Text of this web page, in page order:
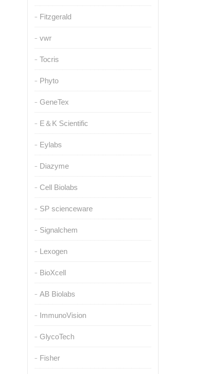
Fitzgerald
vwr
Tocris
Phyto
GeneTex
E＆K Scientific
Eylabs
Diazyme
Cell Biolabs
SP scienceware
Signalchem
Lexogen
BioXcell
AB Biolabs
ImmunoVision
GlycoTech
Fisher